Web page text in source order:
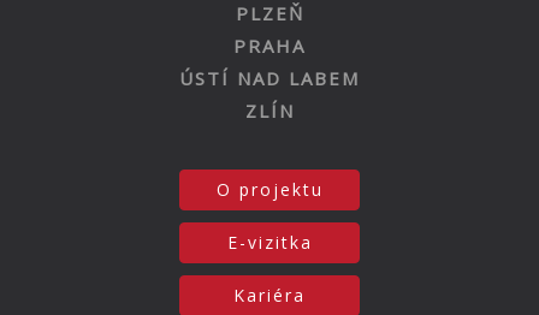
PLZEŇ
PRAHA
ÚSTÍ NAD LABEM
ZLÍN
O projektu
E-vizitka
Kariéra